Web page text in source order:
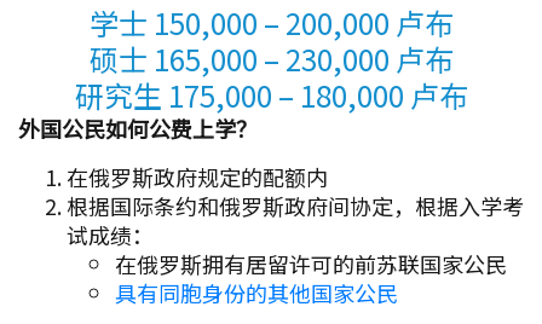
学士 150,000 – 200,000 卢布
硕士 165,000 – 230,000 卢布
研究生 175,000 – 180,000 卢布
外国公民如何公费上学？
在俄罗斯政府规定的配额内
根据国际条约和俄罗斯政府间协定，根据入学考
试成绩：
在俄罗斯拥有居留许可的前苏联国家公民
具有同胞身份的其他国家公民